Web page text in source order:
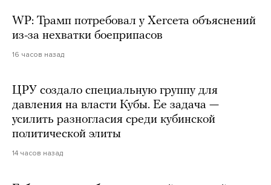
WP: Трамп потребовал у Хегсета объяснений
из-за нехватки боеприпасов
16 часов назад
ЦРУ создало специальную группу для
давления на власти Кубы. Ее задача —
усилить разногласия среди кубинской
политической элиты
14 часов назад